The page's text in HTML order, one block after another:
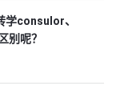
学consulor、
别呢？